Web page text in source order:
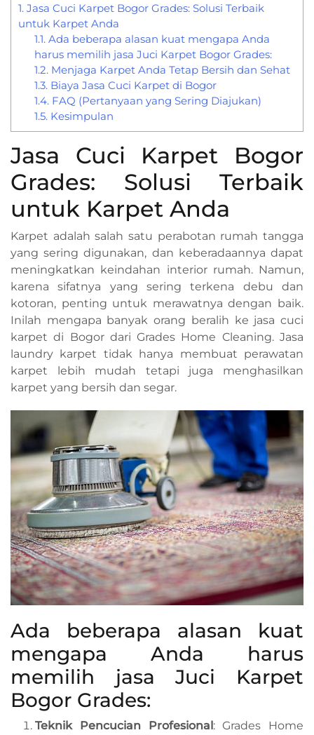
1. Jasa Cuci Karpet Bogor Grades: Solusi Terbaik
untuk Karpet Anda
1.1. Ada beberapa alasan kuat mengapa Anda
harus memilih jasa Juci Karpet Bogor Grades:
1.2. Menjaga Karpet Anda Tetap Bersih dan Sehat
1.3. Biaya Jasa Cuci Karpet di Bogor
1.4. FAQ (Pertanyaan yang Sering Diajukan)
1.5. Kesimpulan
Jasa Cuci Karpet Bogor
Grades: Solusi Terbaik
untuk Karpet Anda
Karpet adalah salah satu perabotan rumah tangga
yang sering digunakan, dan keberadaannya dapat
meningkatkan keindahan interior rumah. Namun,
karena sifatnya yang sering terkena debu dan
kotoran, penting untuk merawatnya dengan baik.
Inilah mengapa banyak orang beralih ke jasa cuci
karpet di Bogor dari Grades Home Cleaning. Jasa
laundry karpet tidak hanya membuat perawatan
karpet lebih mudah tetapi juga menghasilkan
karpet yang bersih dan segar.
Ada beberapa alasan kuat
mengapa Anda harus
memilih jasa Juci Karpet
Bogor Grades:
Teknik Pencucian Profesional : Grades Home